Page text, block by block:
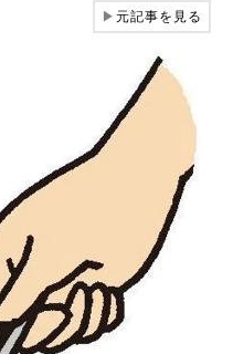
▶元記事を見る